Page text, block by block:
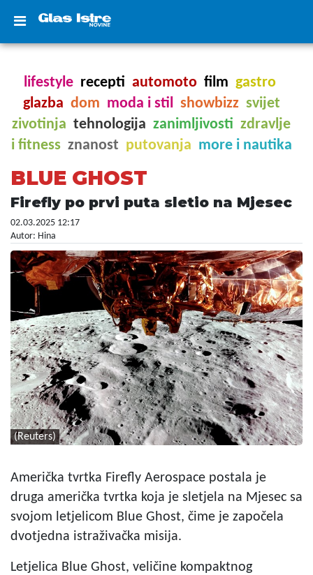
lifestyle recepti automoto film gastro
glazba dom moda i stil showbizz svijet
zivotinja tehnologija zanimljivosti zdravlje
i fitness znanost putovanja more i nautika
BLUE GHOST
Firefly po prvi puta sletio na Mjesec
02.03.2025 12:17
Autor: Hina
(Reuters)
Američka tvrtka Firefly Aerospace postala je
druga američka tvrtka koja je sletjela na Mjesec sa
svojom letjelicom Blue Ghost, čime je započela
dvotjedna istraživačka misija.
Letjelica Blue Ghost, veličine kompaktnog